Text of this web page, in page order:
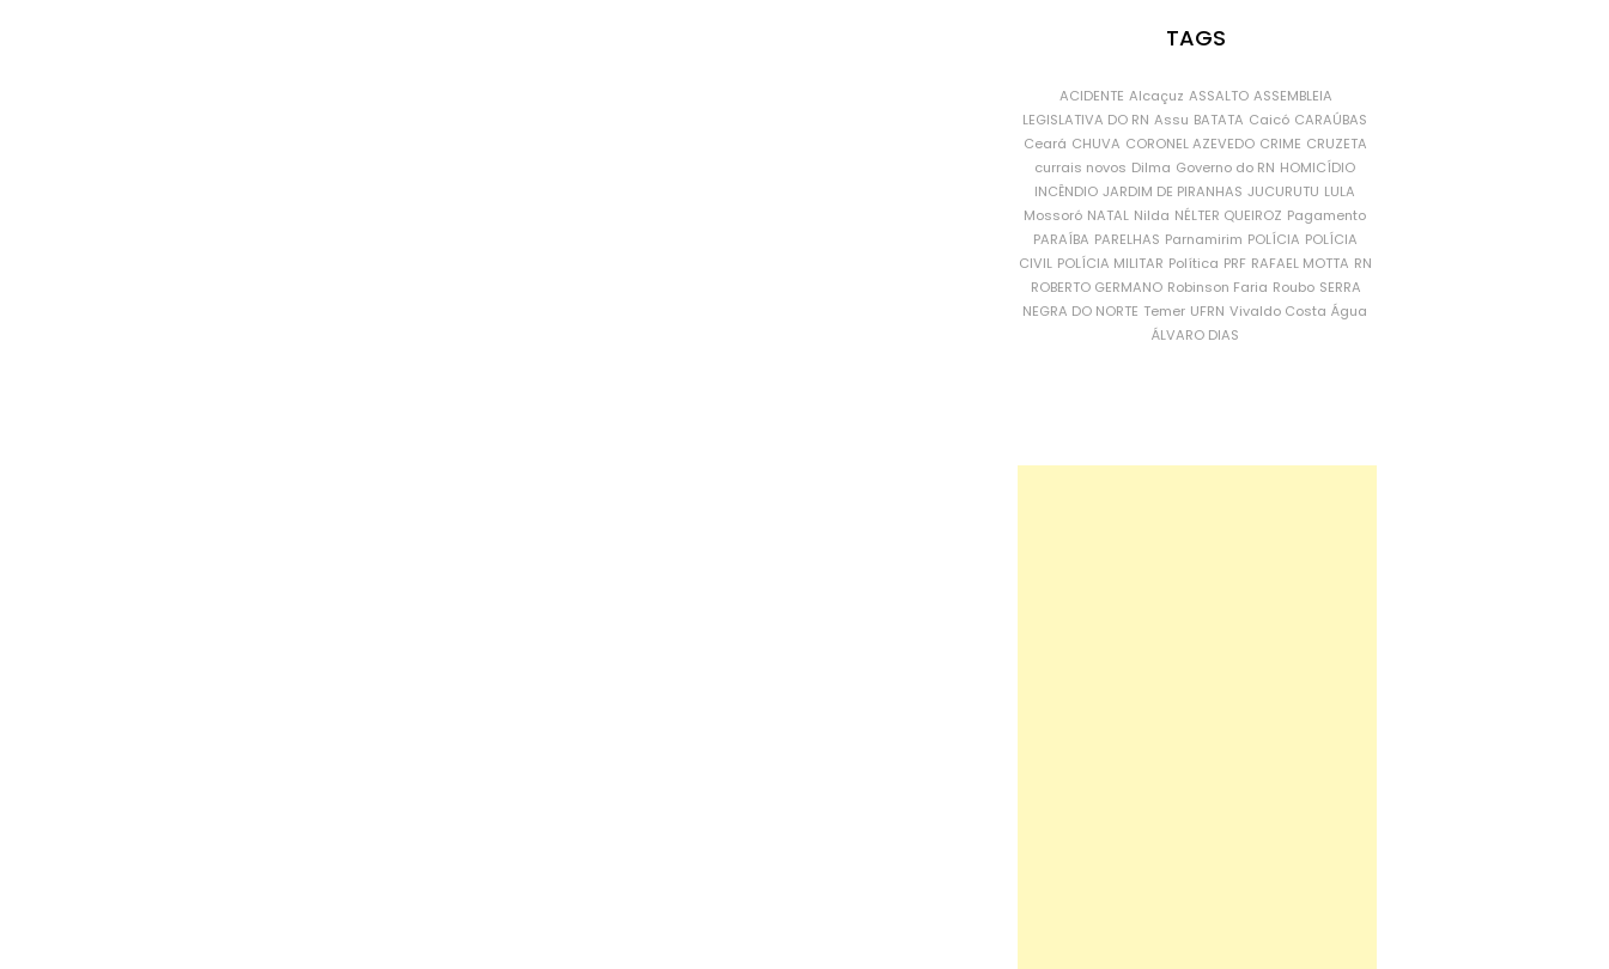
TAGS
ACIDENTE Alcaçuz ASSALTO ASSEMBLEIA
LEGISLATIVA DO RN Assu BATATA Caicó CARAÚBAS
Ceará CHUVA CORONEL AZEVEDO CRIME CRUZETA
currais novos Dilma Governo do RN HOMICÍDIO
INCÊNDIO JARDIM DE PIRANHAS JUCURUTU LULA
Mossoró NATAL Nilda NÉLTER QUEIROZ Pagamento
PARAÍBA PARELHAS Parnamirim POLÍCIA POLÍCIA
CIVIL POLÍCIA MILITAR Política PRF RAFAEL MOTTA RN
ROBERTO GERMANO Robinson Faria Roubo SERRA
NEGRA DO NORTE Temer UFRN Vivaldo Costa Água
ÁLVARO DIAS